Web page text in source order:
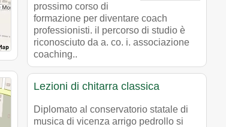
prossimo corso di
formazione per diventare coach
professionisti. il percorso di studio è
riconosciuto da a. co. i. associazione
coaching..
Lezioni di chitarra classica
Diplomato al conservatorio statale di
musica di vicenza arrigo pedrollo si